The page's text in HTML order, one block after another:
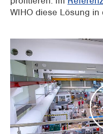
WIHO diese Lösung in